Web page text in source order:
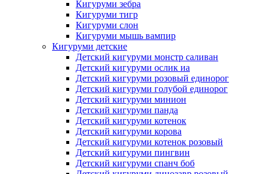
Кигуруми зебра
Кигуруми тигр
Кигуруми слон
Кигуруми мышь вампир
Кигуруми детские
Детский кигуруми монстр саливан
Детский кигуруми ослик иа
Детский кигуруми розовый единорог
Детский кигуруми голубой единорог
Детский кигуруми минион
Детский кигуруми панда
Детский кигуруми котенок
Детский кигуруми корова
Детский кигуруми котенок розовый
Детский кигуруми пингвин
Детский кигуруми спанч боб